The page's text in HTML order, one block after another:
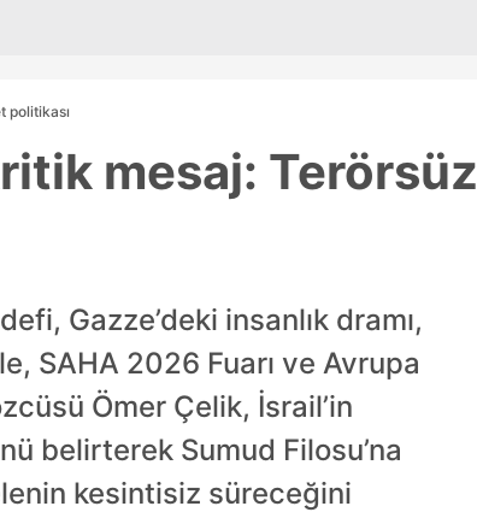
politikası
mesaj: Terörsüz
Gazze’deki insanlık dramı,
SAHA 2026 Fuarı ve Avrupa
Ömer Çelik, İsrail’in
belirterek Sumud Filosu’na
kesintisiz süreceğini